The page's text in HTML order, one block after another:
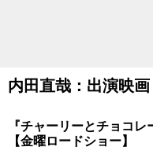
内田直哉：出演映
『チャーリーとチョコ
【金曜ロードショー】